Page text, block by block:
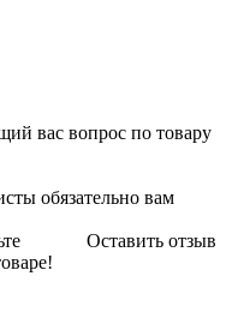
вас вопрос по товару
обязательно вам
Оставить отзыв